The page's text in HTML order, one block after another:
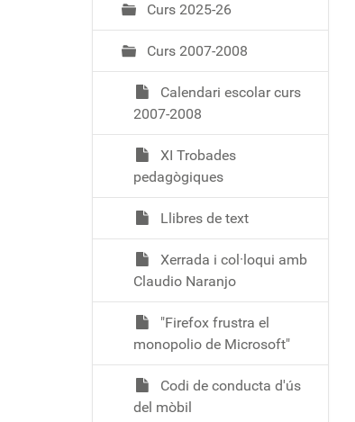
Curs 2025-26
Curs 2007-2008
Calendari escolar curs
2007-2008
XI Trobades
pedagògiques
Llibres de text
Xerrada i col·loqui amb
Claudio Naranjo
"Firefox frustra el
monopolio de Microsoft"
Codi de conducta d'ús
del mòbil